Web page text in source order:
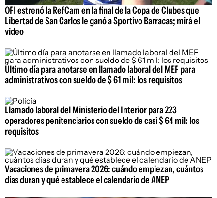
OFI estrenó la RefCam en la final de la Copa de Clubes que
Libertad de San Carlos le ganó a Sportivo Barracas; mirá el
video
Último día para anotarse en llamado laboral del MEF para
administrativos con sueldo de $ 61 mil: los requisitos
Llamado laboral del Ministerio del Interior para 223
operadores penitenciarios con sueldo de casi $ 64 mil: los
requisitos
Vacaciones de primavera 2026: cuándo empiezan, cuántos
días duran y qué establece el calendario de ANEP